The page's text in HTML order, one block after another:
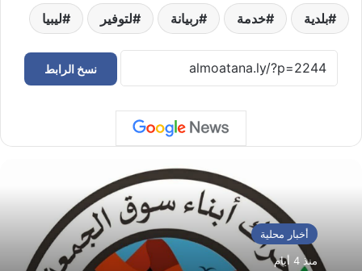
بلدية خدمة ربيانة لتوفير ليبيا
نسخ الرابط
أخبار محلية
منذ 4 أيام